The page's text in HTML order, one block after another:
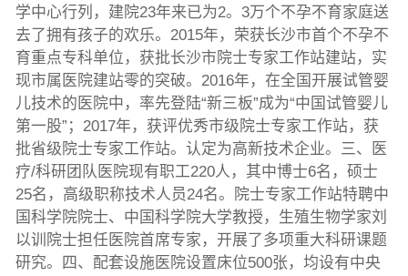
学中心行列，建院23年来已为2。3万个不孕不育家庭送
去了拥有孩子的欢乐。2015年，荣获长沙市首个不孕不
育重点专科单位，获批长沙市院士专家工作站建站，实
现市属医院建站零的突破。2016年，在全国开展试管婴
儿技术的医院中，率先登陆“新三板”成为“中国试管婴儿
第一股”；2017年，获评优秀市级院士专家工作站，获
批省级院士专家工作站。认定为高新技术企业。三、医
疗/科研团队医院现有职工220人，其中博士6名，硕士
25名，高级职称技术人员24名。院士专家工作站特聘中
国科学院院士、中国科学院大学教授，生殖生物学家刘
以训院士担任医院首席专家，开展了多项重大科研课题
研究。四、配套设施医院设置床位500张，均设有中央